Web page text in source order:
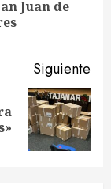
Juan de
Siguiente